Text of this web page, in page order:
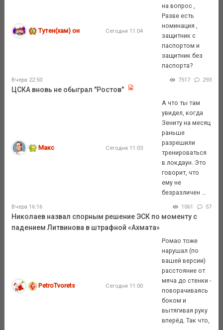
Тутен(хам) он Сегодня 11:04
на вопрос ,
Разве есть
номинация ,
защитник с
паспортом и
защитник без
паспорта?
Вчера 22:50 7517 293
ЦСКА вновь не обыграл "Ростов"
Макс Сегодня 11:03
А что ты там
увидел, когда
Зениту на месяц
раньше
разрешили
тренироваться
в локдаун. Это
говорит, что
ему не
безразличен ...
Вчера 16:16 1061 57
Николаев назвал спорным решение ЭСК по моменту с
падением Литвинова в штрафной «Ахмата»
PetroTvorets Сегодня 11:00
Ромао тоже
нарушал (по
вашей версии)
расстояние от
мяча до стенки -
поворачиваясь
боком и
вытягивая руку
вперёд. Так что,